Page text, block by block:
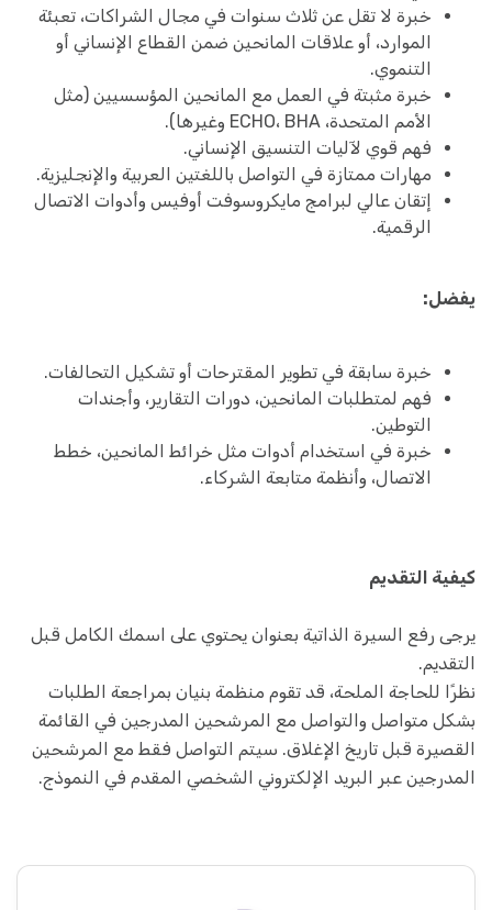
خبرة لا تقل عن ثلاث سنوات في مجال الشراكات، تعبئة
الموارد، أو علاقات المانحين ضمن القطاع الإنساني أو
التنموي.
خبرة مثبتة في العمل مع المانحين المؤسسيين (مثل
الأمم المتحدة، ECHO، BHA وغيرها).
فهم قوي لآليات التنسيق الإنساني.
مهارات ممتازة في التواصل باللغتين العربية والإنجليزية.
إتقان عالي لبرامج مايكروسوفت أوفيس وأدوات الاتصال
الرقمية.
يفضل:
خبرة سابقة في تطوير المقترحات أو تشكيل التحالفات.
فهم لمتطلبات المانحين، دورات التقارير، وأجندات
التوطين.
خبرة في استخدام أدوات مثل خرائط المانحين، خطط
الاتصال، وأنظمة متابعة الشركاء.
كيفية التقديم
يرجى رفع السيرة الذاتية بعنوان يحتوي على اسمك الكامل قبل
التقديم.
نظرًا للحاجة الملحة، قد تقوم منظمة بنيان بمراجعة الطلبات
بشكل متواصل والتواصل مع المرشحين المدرجين في القائمة
القصيرة قبل تاريخ الإغلاق. سيتم التواصل فقط مع المرشحين
المدرجين عبر البريد الإلكتروني الشخصي المقدم في النموذج.